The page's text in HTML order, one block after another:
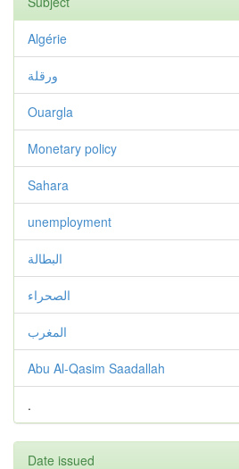
Algérie
ورقلة
Ouargla
Monetary policy
Sahara
unemployment
البطالة
الصحراء
المغرب
Abu Al-Qasim Saadallah
.
Date issued